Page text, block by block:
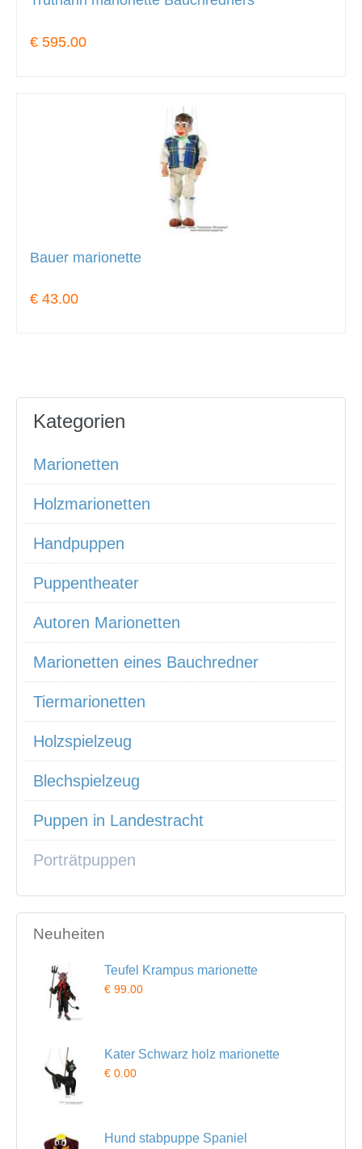
€ 595.00
Bauer marionette
€ 43.00
Kategorien
Marionetten
Holzmarionetten
Handpuppen
Puppentheater
Autoren Marionetten
Marionetten eines Bauchredner
Tiermarionetten
Holzspielzeug
Blechspielzeug
Puppen in Landestracht
Porträtpuppen
Neuheiten
Teufel Krampus marionette
€ 99.00
Kater Schwarz holz marionette
€ 0.00
Hund stabpuppe Spaniel